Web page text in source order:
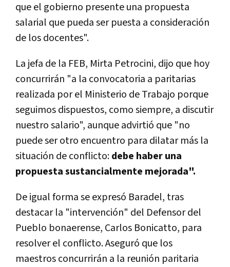
que el gobierno presente una propuesta
salarial que pueda ser puesta a consideración
de los docentes".
La jefa de la FEB, Mirta Petrocini, dijo que hoy
concurrirán "a la convocatoria a paritarias
realizada por el Ministerio de Trabajo porque
seguimos dispuestos, como siempre, a discutir
nuestro salario", aunque advirtió que "no
puede ser otro encuentro para dilatar más la
situación de conflicto:debe haber una
propuesta sustancialmente mejorada".
De igual forma se expresó Baradel, tras
destacar la "intervención" del Defensor del
Pueblo bonaerense, Carlos Bonicatto, para
resolver el conflicto. Aseguró que los
maestros concurrirán a la reunión paritaria